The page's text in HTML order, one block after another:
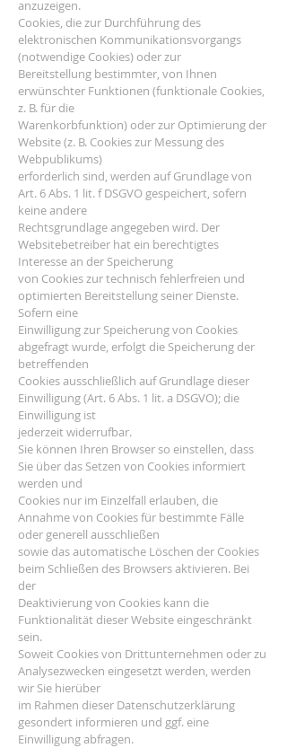
anzuzeigen.
Cookies, die zur Durchführung des
elektronischen Kommunikationsvorgangs
(notwendige Cookies) oder zur
Bereitstellung bestimmter, von Ihnen
erwünschter Funktionen (funktionale Cookies,
z. B. für die
Warenkorbfunktion) oder zur Optimierung der
Website (z. B. Cookies zur Messung des
Webpublikums)
erforderlich sind, werden auf Grundlage von
Art. 6 Abs. 1 lit. f DSGVO gespeichert, sofern
keine andere
Rechtsgrundlage angegeben wird. Der
Websitebetreiber hat ein berechtigtes
Interesse an der Speicherung
von Cookies zur technisch fehlerfreien und
optimierten Bereitstellung seiner Dienste.
Sofern eine
Einwilligung zur Speicherung von Cookies
abgefragt wurde, erfolgt die Speicherung der
betreffenden
Cookies ausschließlich auf Grundlage dieser
Einwilligung (Art. 6 Abs. 1 lit. a DSGVO); die
Einwilligung ist
jederzeit widerrufbar.
Sie können Ihren Browser so einstellen, dass
Sie über das Setzen von Cookies informiert
werden und
Cookies nur im Einzelfall erlauben, die
Annahme von Cookies für bestimmte Fälle
oder generell ausschließen
sowie das automatische Löschen der Cookies
beim Schließen des Browsers aktivieren. Bei
der
Deaktivierung von Cookies kann die
Funktionalität dieser Website eingeschränkt
sein.
Soweit Cookies von Drittunternehmen oder zu
Analysezwecken eingesetzt werden, werden
wir Sie hierüber
im Rahmen dieser Datenschutzerklärung
gesondert informieren und ggf. eine
Einwilligung abfragen.